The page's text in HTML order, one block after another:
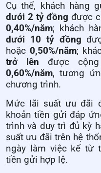
Cụ thể, khách hàng
dưới 2 tỷ đồng được
0,40%/năm; khách
dưới 10 tỷ đồng
hoặc 0,50%/năm;
trở lên được
0,60%/năm, tương
chương trình.
Mức lãi suất ưu đãi
khoản tiền gửi đáp
trình và duy trì đủ kỳ
suất ưu đãi trên hệ
ngày làm việc kể từ
tiền gửi hợp lệ.